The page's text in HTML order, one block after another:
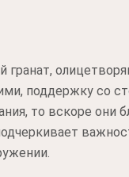
поддержку со
то вскоре они